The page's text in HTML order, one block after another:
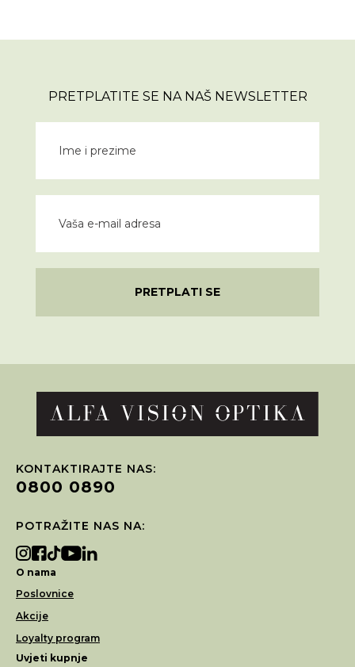
PRETPLATITE SE NA NAŠ NEWSLETTER
PRETPLATI SE
KONTAKTIRAJTE NAS:
0800 0890
POTRAŽITE NAS NA:
O nama
Poslovnice
Akcije
Loyalty program
Uvjeti kupnje